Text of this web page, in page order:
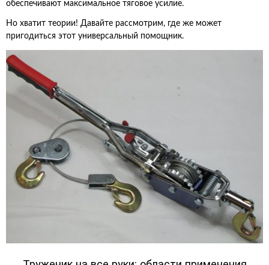
обеспечивают максимальное тяговое усилие.
Но хватит теории! Давайте рассмотрим, где же может
пригодиться этот универсальный помощник.